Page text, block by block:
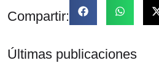
Compartir:
Últimas publicaciones